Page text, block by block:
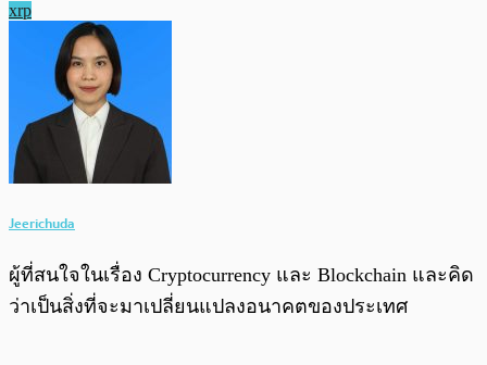
xrp
Jeerichuda
ผู้ที่สนใจในเรื่อง Cryptocurrency และ Blockchain และคิด
ว่าเป็นสิ่งที่จะมาเปลี่ยนแปลงอนาคตของประเทศ